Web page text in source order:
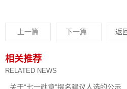
上一篇 下一篇 返
相关推荐
RELATED NEWS
关于“七一勋章”提名建议人选的公示